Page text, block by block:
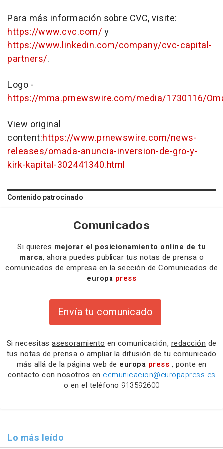
Para más información sobre CVC, visite:
https://www.cvc.com/y
https://www.linkedin.com/company/cvc-capital-
partners/.
Logo -
https://mma.prnewswire.com/media/1730116/
View original
content:https://www.prnewswire.com/news-
releases/omada-anuncia-inversion-de-gro-y-
kirk-kapital-302441340.html
Contenido patrocinado
Comunicados
Si quieres mejorar el posicionamiento online de tu
marca, ahora puedes publicar tus notas de prensa o
comunicados de empresa en la sección de Comunicados de
europa press
Envía tu comunicado
Si necesitas asesoramiento en comunicación, redacción de
tus notas de prensa o ampliar la difusión de tu comunicado
más allá de la página web de europa press , ponte en
contacto con nosotros en comunicacion@europapress.es
o en el teléfono 913592600
Lo más leído